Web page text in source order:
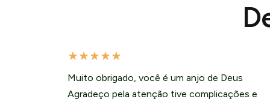
★★★★★
Muito obrigado, você é um anjo de Deus
Agradeço pela atenção tive complicações e